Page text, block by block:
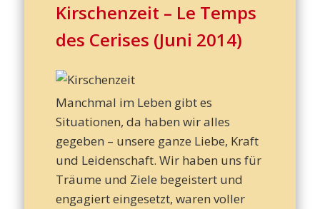
Kirschenzeit – Le Temps
des Cerises (Juni 2014)
Manchmal im Leben gibt es
Situationen, da haben wir alles
gegeben – unsere ganze Liebe, Kraft
und Leidenschaft. Wir haben uns für
Träume und Ziele begeistert und
engagiert eingesetzt, waren voller